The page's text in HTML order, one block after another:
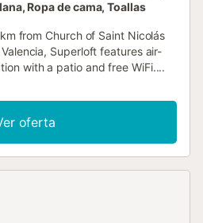
Ropa de cama, Toallas
from Church of Saint Nicolás
Superloft features air-
with a patio and free WiFi....
oferta